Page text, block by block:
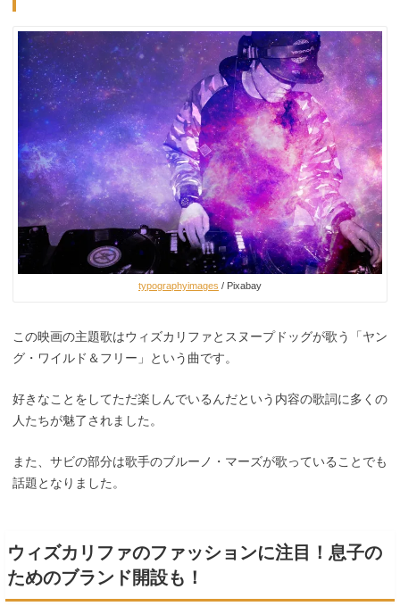
typographyimages / Pixabay
この映画の主題歌はウィズカリファとスヌープドッグが歌う「ヤン
グ・ワイルド＆フリー」という曲です。
好きなことをしてただ楽しんでいるんだという内容の歌詞に多くの
人たちが魅了されました。
また、サビの部分は歌手のブルーノ・マーズが歌っていることでも
話題となりました。
ウィズカリファのファッションに注目！息子の
ためのブランド開設も！